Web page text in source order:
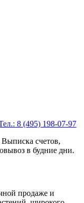
8 (495) 198-07-97
счетов,
в будние дни.
продаже и